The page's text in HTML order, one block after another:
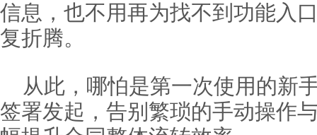
信息，也不用再为找不到功能入
复折腾。
从此，哪怕是第一次使用的新
签署发起，告别繁琐的手动操作